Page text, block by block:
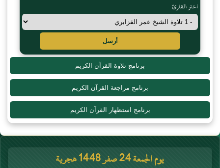
اختر القارئ
أرسل
برنامج تلاوة القرآن الكريم
برنامج مراجعة القرآن الكريم
برنامج استظهار القرآن الكريم
يوم الجمعة 24 صفر 1448 هجرية